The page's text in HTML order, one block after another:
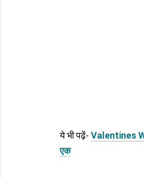
ये भी पढ़ें- Valentines
एक